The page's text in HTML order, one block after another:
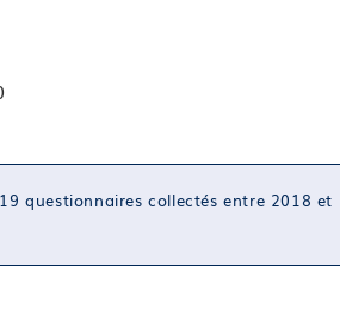
questionnaires collectés entre 2018 et